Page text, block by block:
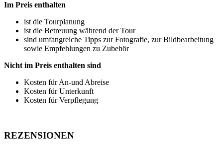
Im Preis enthalten
ist die Tourplanung
ist die Betreuung während der Tour
sind umfangreiche Tipps zur Fotografie, zur Bildbearbeitung
sowie Empfehlungen zu Zubehör
Nicht im Preis enthalten sind
Kosten für An-und Abreise
Kosten für Unterkunft
Kosten für Verpflegung
REZENSIONEN